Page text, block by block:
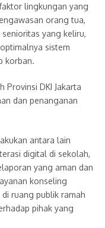
lingkungan yang
orang tua,
yang keliru,
sistem
korban.
Provinsi DKI Jakarta
dan penanganan
antara lain
digital di sekolah,
yang aman dan
konseling
ruang publik ramah
pihak yang